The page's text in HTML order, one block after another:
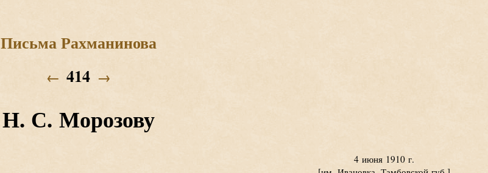
Письма Рахманинова
← 414 →
Н. С. Морозову
4 июня 1910 г.